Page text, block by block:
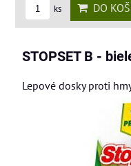
ks DO
STOPSET B -
Lepové dosky proti